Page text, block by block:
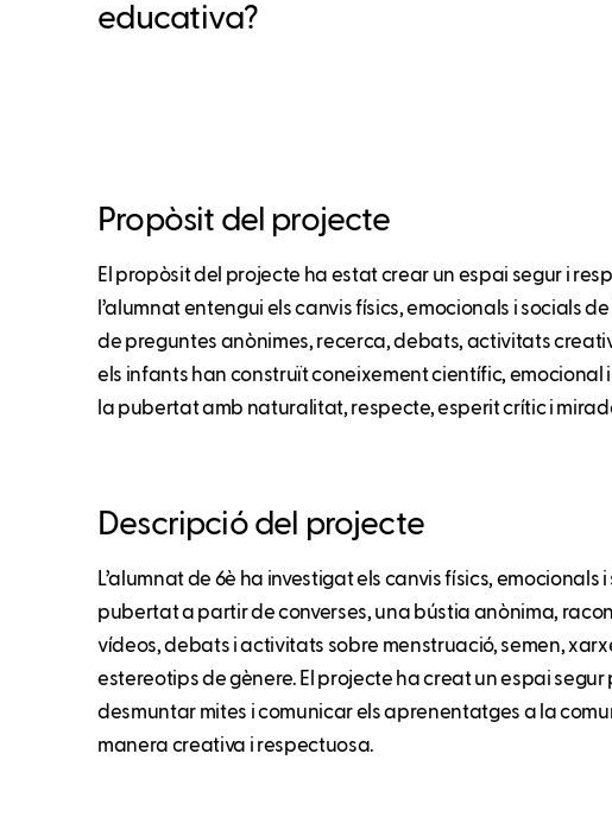
educativa?
Propòsit del projecte
El propòsit del projecte ha estat crear un espai segur i
l’alumnat entengui els canvis físics, emocionals i socials
de preguntes anònimes, recerca, debats, activitats
els infants han construït coneixement científic, emocional
la pubertat amb naturalitat, respecte, esperit crític i
Descripció del projecte
L’alumnat de 6è ha investigat els canvis físics, emocionals
pubertat a partir de converses, una bústia anònima,
vídeos, debats i activitats sobre menstruació, semen,
estereotips de gènere. El projecte ha creat un espai
desmuntar mites i comunicar els aprenentatges a la
manera creativa i respectuosa.